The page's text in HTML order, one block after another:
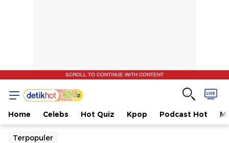
SCROLL TO CONTINUE WITH CONTENT
Home Celebs Hot Quiz Kpop Podcast Hot
Terpopuler